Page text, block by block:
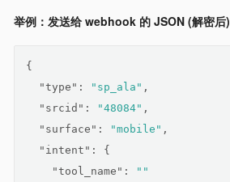
举例：发送给 webhook 的 JSON (解密后)
{
"type" : "sp_ala" ,
"srcid" : "48084" ,
"surface" : "mobile" ,
"intent" : {
"tool_name" :
""